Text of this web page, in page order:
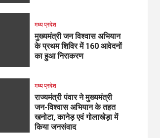
मध्य प्रदेश
मुख्यमंत्री जन विश्वास अभियान
के प्रथम शिविर में 160 आवेदनों
का हुआ निराकरण
मध्य प्रदेश
राज्यमंत्री पंवार ने मुख्यमंत्री
जन-विश्वास अभियान के तहत
खनोटा, कानेड़ एवं गोलाखेड़ा में
किया जनसंवाद